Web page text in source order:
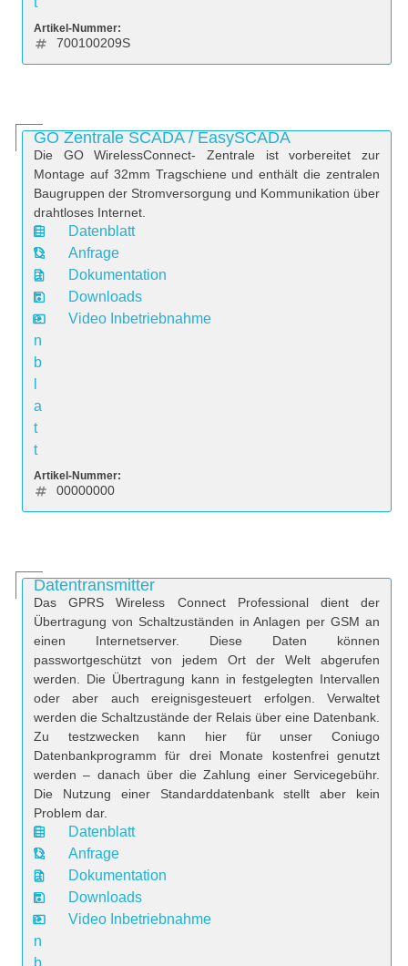
Artikel-Nummer:
700100209S
GO Zentrale SCADA / EasySCADA
Die GO WirelessConnect- Zentrale ist vorbereitet zur
Montage auf 32mm Tragschiene und enthält die zentralen
Baugruppen der Stromversorgung und Kommunikation über
drahtloses Internet.
D
a
t
e
n
b
a
t
t
Datenblatt
Anfrage
Dokumentation
Downloads
Video Inbetriebnahme
Artikel-Nummer:
00000000
Datentransmitter
Das GPRS Wireless Connect Professional dient der
Übertragung von Schaltzuständen in Anlagen per GSM an
einen Internetserver. Diese Daten können
passwortgeschützt von jedem Ort der Welt abgerufen
werden. Die Übertragung kann in festgelegten Intervallen
oder aber auch ereignisgesteuert erfolgen. Verwaltet
werden die Schaltzustände der Relais über eine Datenbank.
Zu testzwecken kann hier für unser Coniugo
Datenbankprogramm für drei Monate kostenfrei genutzt
werden – danach über die Zahlung einer Servicegebühr.
Die Nutzung einer Standarddatenbank stellt aber kein
Problem dar.
D
a
t
e
n
b
Datenblatt
Anfrage
Dokumentation
Downloads
Video Inbetriebnahme